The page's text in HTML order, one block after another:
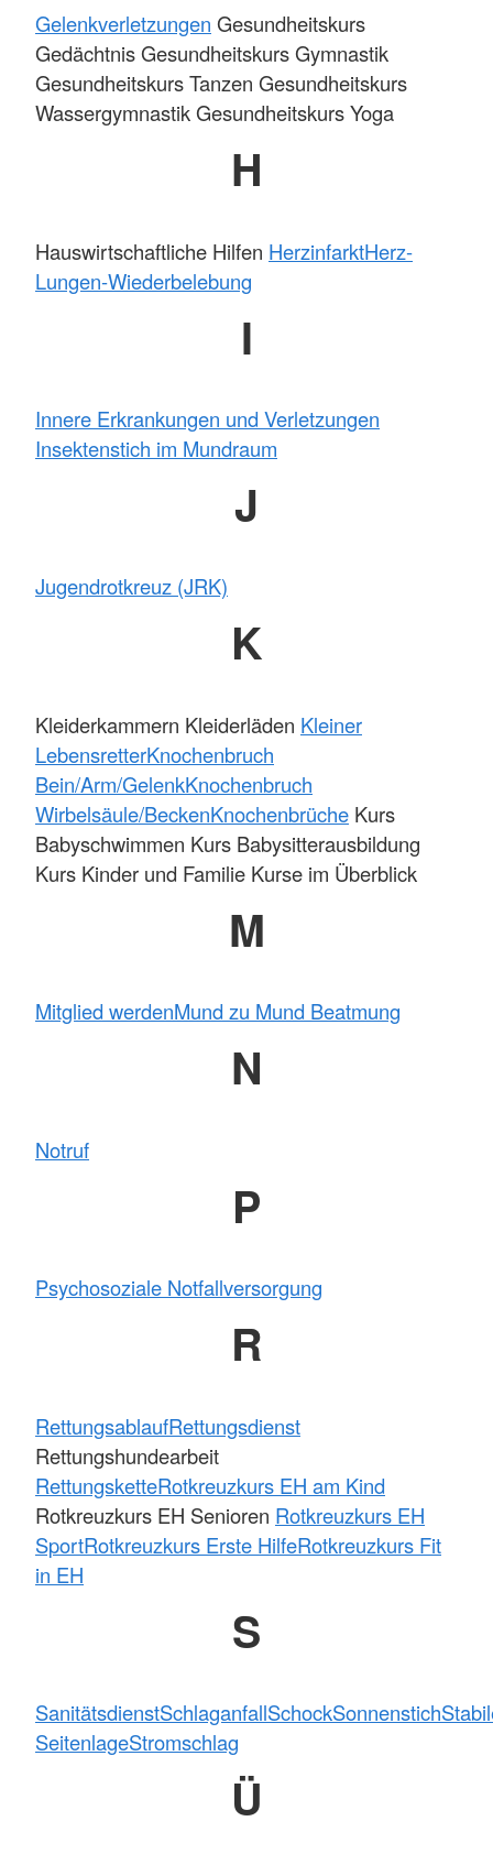
Gelenkverletzungen Gesundheitskurs
Gedächtnis Gesundheitskurs Gymnastik
Gesundheitskurs Tanzen Gesundheitskurs
Wassergymnastik Gesundheitskurs Yoga
H
Hauswirtschaftliche Hilfen HerzinfarktHerz-
Lungen-Wiederbelebung
I
Innere Erkrankungen und Verletzungen
Insektenstich im Mundraum
J
Jugendrotkreuz (JRK)
K
Kleiderkammern Kleiderläden Kleiner
LebensretterKnochenbruch
Bein/Arm/GelenkKnochenbruch
Wirbelsäule/BeckenKnochenbrüche Kurs
Babyschwimmen Kurs Babysitterausbildung
Kurs Kinder und Familie Kurse im Überblick
M
Mitglied werdenMund zu Mund Beatmung
N
Notruf
P
Psychosoziale Notfallversorgung
R
RettungsablaufRettungsdienst
Rettungshundearbeit
RettungsketteRotkreuzkurs EH am Kind
Rotkreuzkurs EH Senioren Rotkreuzkurs EH
SportRotkreuzkurs Erste HilfeRotkreuzkurs Fit
in EH
S
SanitätsdienstSchlaganfallSchockSonnenstich
SeitenlageStromschlag
Ü